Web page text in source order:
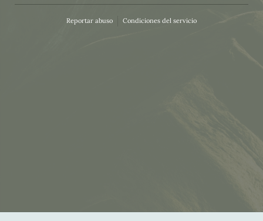
Reportar abuso Condiciones del servicio